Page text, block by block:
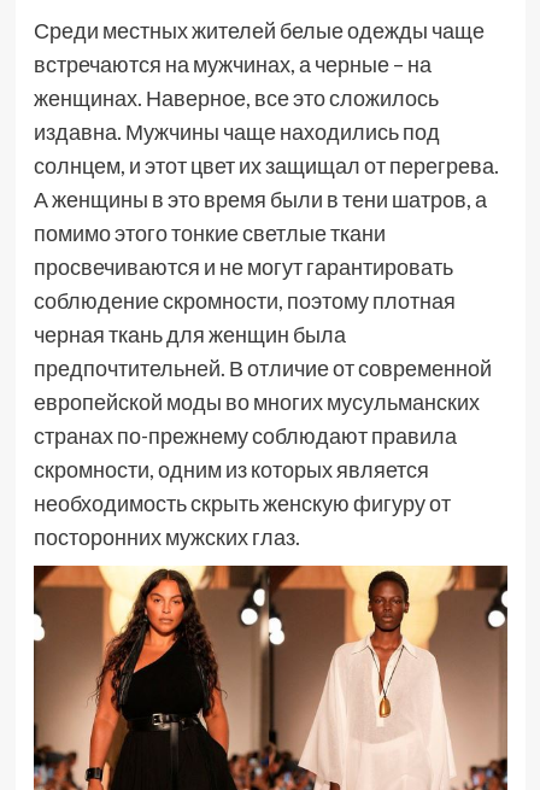
Среди местных жителей белые одежды чаще
встречаются на мужчинах, а черные – на
женщинах. Наверное, все это сложилось
издавна. Мужчины чаще находились под
солнцем, и этот цвет их защищал от перегрева.
А женщины в это время были в тени шатров, а
помимо этого тонкие светлые ткани
просвечиваются и не могут гарантировать
соблюдение скромности, поэтому плотная
черная ткань для женщин была
предпочтительней. В отличие от современной
европейской моды во многих мусульманских
странах по-прежнему соблюдают правила
скромности, одним из которых является
необходимость скрыть женскую фигуру от
посторонних мужских глаз.